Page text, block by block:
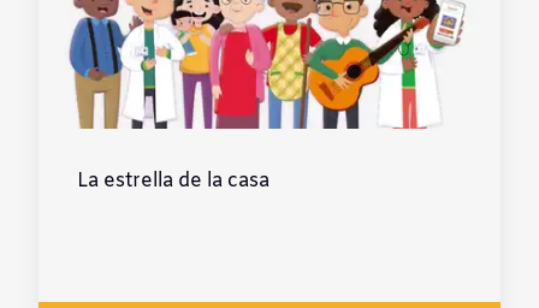
La estrella de la casa